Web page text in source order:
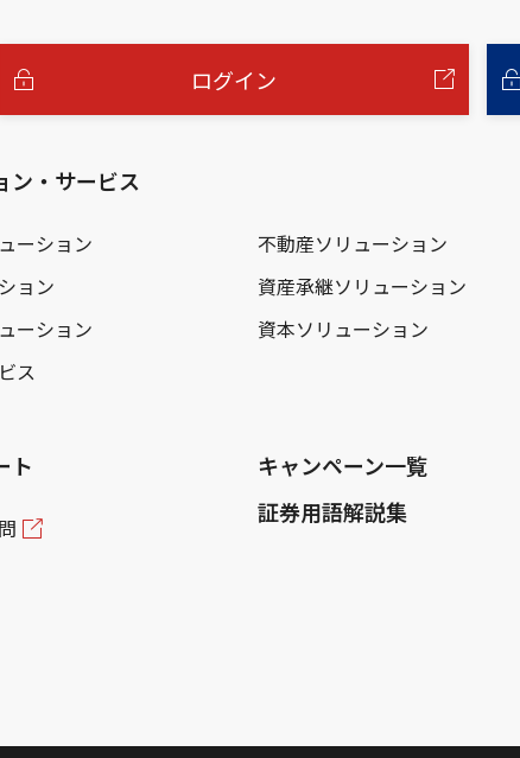
ログイン
ン・サービス
ーション 不動産ソリューション
ョン
資産承継ソリューション
ーション
資本ソリューション
ス
ト
キャンペーン一覧
証券用語解説集